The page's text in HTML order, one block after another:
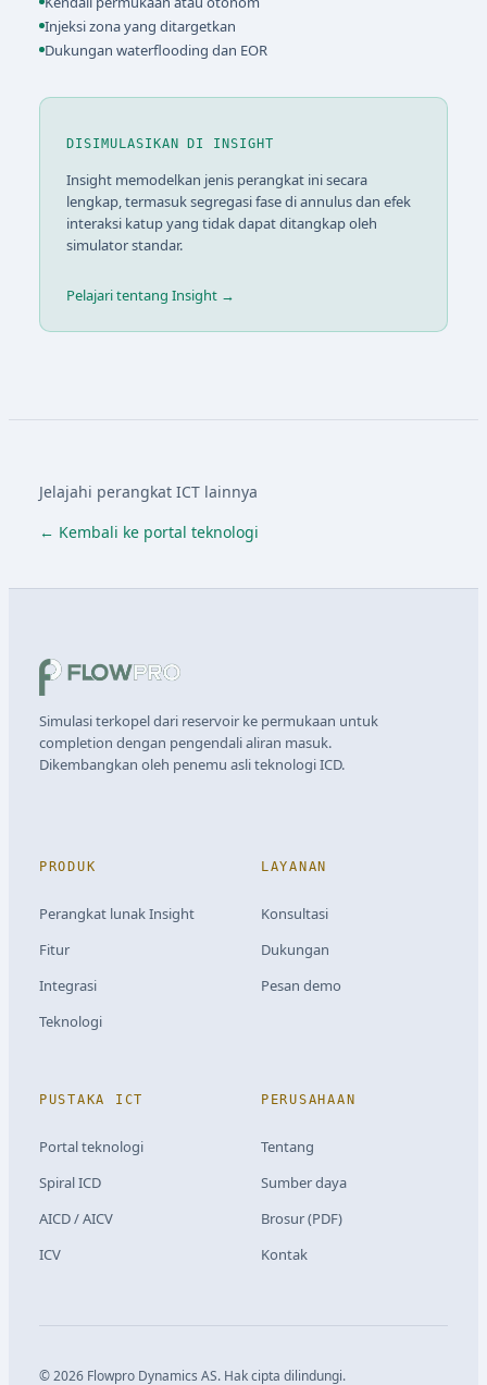
Injeksi zona yang ditargetkan
Dukungan waterflooding dan EOR
DISIMULASIKAN DI INSIGHT
Insight memodelkan jenis perangkat ini secara
lengkap, termasuk segregasi fase di annulus dan efek
interaksi katup yang tidak dapat ditangkap oleh
simulator standar.
Pelajari tentang Insight →
Jelajahi perangkat ICT lainnya
← Kembali ke portal teknologi
Simulasi terkopel dari reservoir ke permukaan untuk
completion dengan pengendali aliran masuk.
Dikembangkan oleh penemu asli teknologi ICD.
PRODUK
Perangkat lunak Insight
Fitur
Integrasi
Teknologi
LAYANAN
Konsultasi
Dukungan
Pesan demo
PUSTAKA ICT
Portal teknologi
Spiral ICD
AICD / AICV
ICV
PERUSAHAAN
Tentang
Sumber daya
Brosur (PDF)
Kontak
©2026 Flowpro Dynamics AS. Hak cipta dilindungi.